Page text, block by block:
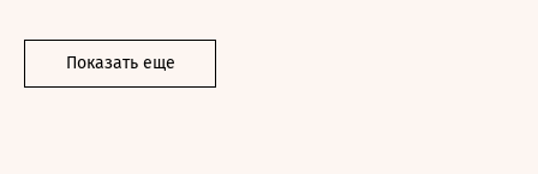
Показать еще